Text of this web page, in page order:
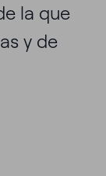
la que
y de